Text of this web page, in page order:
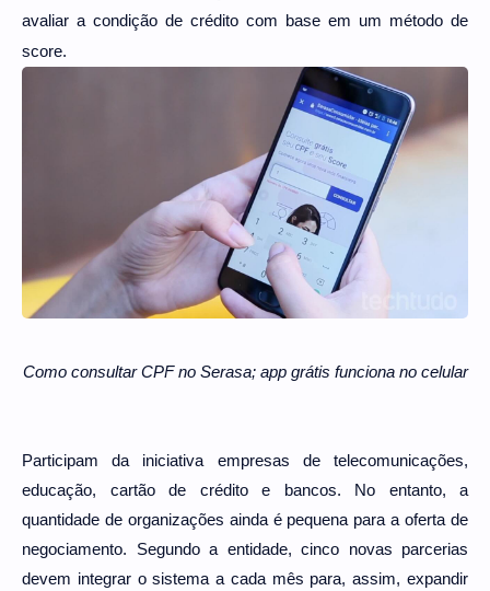
avaliar a condição de crédito com base em um método de
score.
Como consultar CPF no Serasa; app grátis funciona no celular
Participam da iniciativa empresas de telecomunicações,
educação, cartão de crédito e bancos. No entanto, a
quantidade de organizações ainda é pequena para a oferta de
negociamento. Segundo a entidade, cinco novas parcerias
devem integrar o sistema a cada mês para, assim, expandir